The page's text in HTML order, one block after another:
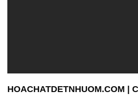
HOACHATDETNHUOM.COM |